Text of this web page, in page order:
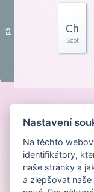
pá Ch
Szot
Nastavení
Na těchto
identifikátory,
naše stránky a
a zlepšovat